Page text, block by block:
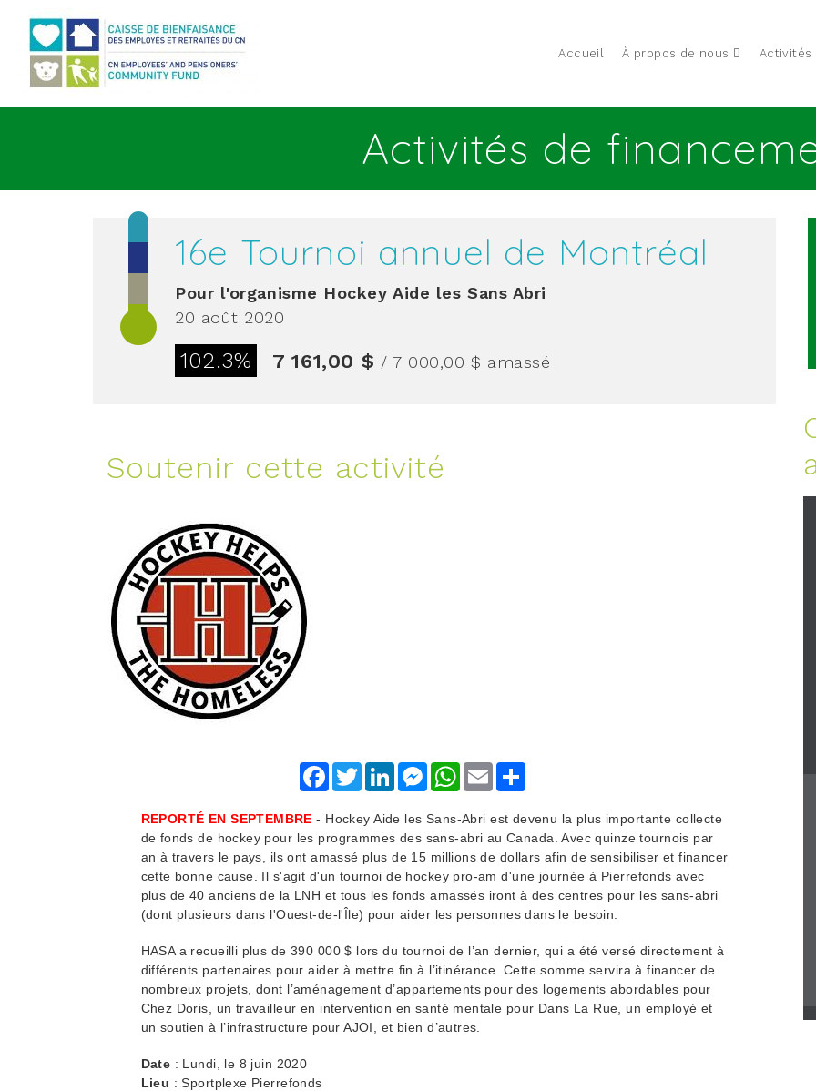
Accueil À propos de nous Activités
Activités de
16e Tournoi annuel de Montréal
Pour l'organisme Hockey Aide les Sans Abri
20 août 2020
102.3% 7 161,00 $ / 7 000,00 $ amassé
Soutenir cette activité
FacebookTwitterLinkedInMessengerWhatsApp
Email
REPORTÉ EN SEPTEMBRE - Hockey Aide les Sans-Abri est devenu la plus importante collecte
de fonds de hockey pour les programmes des sans-abri au Canada. Avec quinze tournois par
an à travers le pays, ils ont amassé plus de 15 millions de dollars afin de sensibiliser et financer
cette bonne cause. Il s'agit d'un tournoi de hockey pro-am d'une journée à Pierrefonds avec
plus de 40 anciens de la LNH et tous les fonds amassés iront à des centres pour les sans-abri
(dont plusieurs dans l'Ouest-de-l'Île) pour aider les personnes dans le besoin.
HASA a recueilli plus de 390 000 $ lors du tournoi de l’an dernier, qui a été versé directement à
différents partenaires pour aider à mettre fin à l’itinérance. Cette somme servira à financer de
nombreux projets, dont l’aménagement d’appartements pour des logements abordables pour
Chez Doris, un travailleur en intervention en santé mentale pour Dans La Rue, un employé et
un soutien à l’infrastructure pour AJOI, et bien d’autres.
Date : Lundi, le 8 juin 2020
Lieu : Sportplexe Pierrefonds